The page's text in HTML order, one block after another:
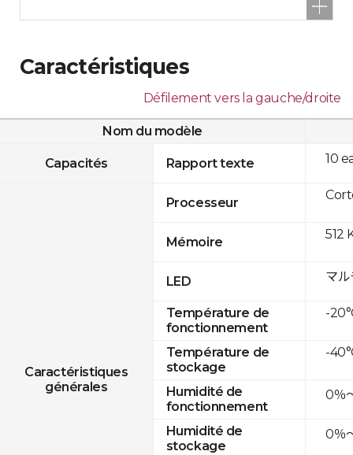
Caractéristiques
Défilement vers la gauche/droite
Nom du modèle
Capacités Rapport texte
Caractéristiques
générales
Processeur
Mémoire
LED
Température de
fonctionnement
Température de
stockage
Humidité de
fonctionnement
Humidité de
stockage
10
512
マ
-
-
0％
0％